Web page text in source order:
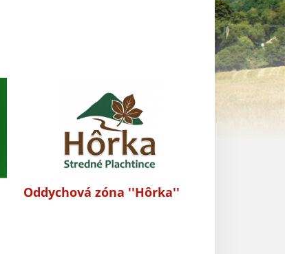
Oddychová zóna ''Hôrka''